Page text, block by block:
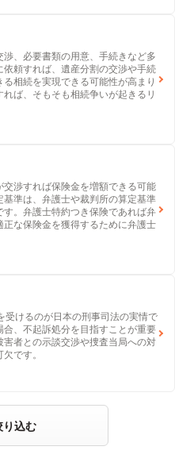
、必要書類の用意、手続きなど多
頼すれば、遺産分割の交渉や手続
相続を実現できる可能性が高まり
ば、そもそも相続争いが起きるリ
渉すれば保険金を増額できる可能
準は、弁護士や裁判所の算定基準
。弁護士特約つき保険であれば弁
な保険金を獲得するために弁護士
けるのが日本の刑事司法の実情で
、不起訴処分を目指すことが重要
者との示談交渉や捜査当局への対
です。
込む